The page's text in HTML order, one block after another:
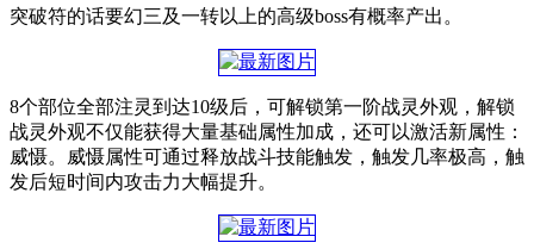
突破符的话要幻三及一转以上的高级boss有概率产出。
8个部位全部注灵到达10级后，可解锁第一阶战灵外观，解锁
战灵外观不仅能获得大量基础属性加成，还可以激活新属性：
威慑。威慑属性可通过释放战斗技能触发，触发几率极高，触
发后短时间内攻击力大幅提升。